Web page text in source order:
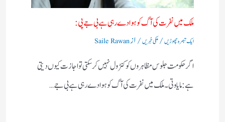
ملک میں نفرت کی آگ کو ہوا دے رہی ہے بی جے پی:
ایک تبصرہ چھوڑیں/ملکی خبریں/ ازSaile Rawan
اگر حکومت جلوس مظاہروں کو کنٹرول نہیں کرسکتی تو اجازت کیوں دیتی
ہے:مایاوتی۔ ملک میں نفرت کی آگ کو ہوا دے رہی ہے بی جے…